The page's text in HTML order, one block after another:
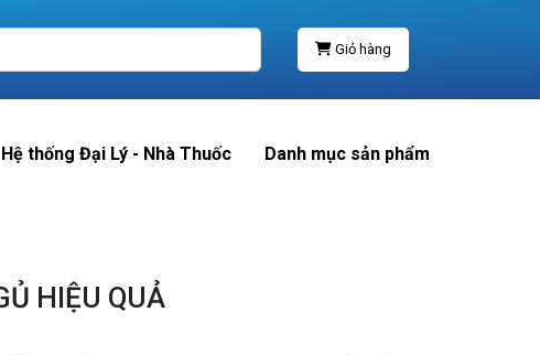
Giỏ hàng
Hệ thống Đại Lý - Nhà Thuốc Danh mục sản phẩm
HIỆU QUẢ